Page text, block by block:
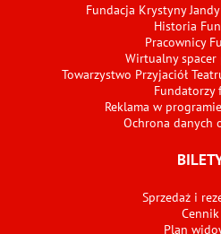
Fundacja Krystyny
Historia
Pracownicy
Wirtualny
Towarzystwo Przyjaciół
Fundatorzy
Reklama w
Ochrona danych
Sprzedaż i
Cennik
Plan